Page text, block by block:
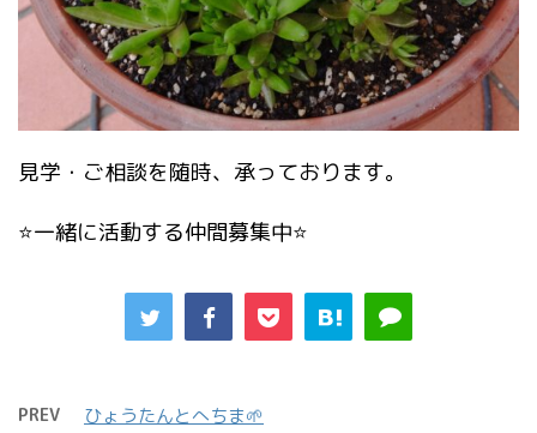
見学・ご相談を随時、承っております。
⭐️一緒に活動する仲間募集中⭐️
PREV ひょうたんとへちま🌱